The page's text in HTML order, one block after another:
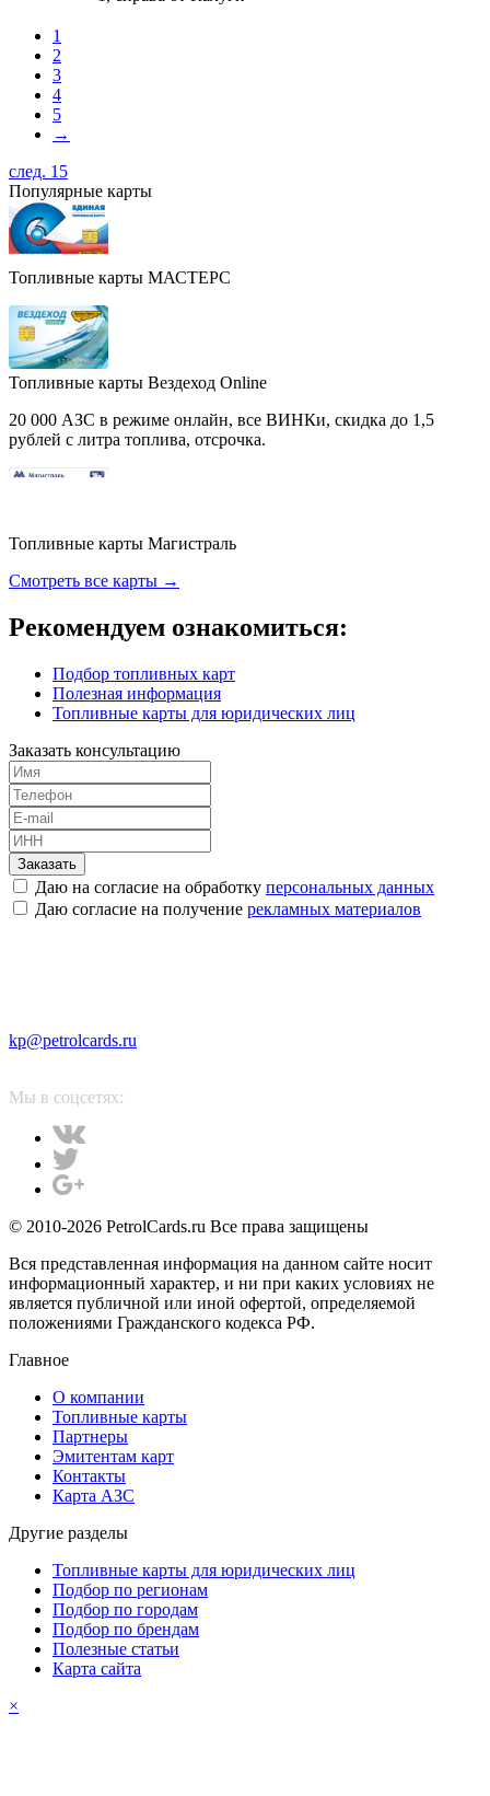
1
2
3
4
5
→
след. 15
Популярные карты
Топливные карты МАСТЕРС
Топливные карты Вездеход Online
20 000 АЗС в режиме онлайн, все ВИНКи, скидка до 1,5
рублей с литра топлива, отсрочка.
Топливные карты Магистраль
Смотреть все карты →
Рекомендуем ознакомиться:
Подбор топливных карт
Полезная информация
Топливные карты для юридических лиц
Заказать консультацию
Заказать
Даю на согласие на обработку персональных данных
Даю согласие на получение рекламных материалов
kp@petrolcards.ru
Мы в соцсетях:
© 2010-2026 PetrolCards.ru Все права защищены
Вся представленная информация на данном сайте носит
информационный характер, и ни при каких условиях не
является публичной или иной офертой, определяемой
положениями Гражданского кодекса РФ.
Главное
О компании
Топливные карты
Партнеры
Эмитентам карт
Контакты
Карта АЗС
Другие разделы
Топливные карты для юридических лиц
Подбор по регионам
Подбор по городам
Подбор по брендам
Полезные статьи
Карта сайта
×